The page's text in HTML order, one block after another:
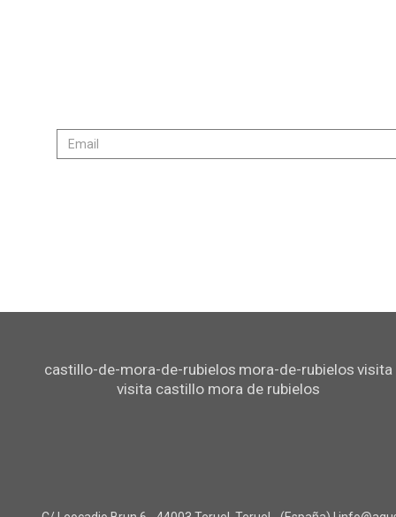
castillo-de-mora-de-rubielos mora-de-rubielos visita
visita castillo mora de rubielos